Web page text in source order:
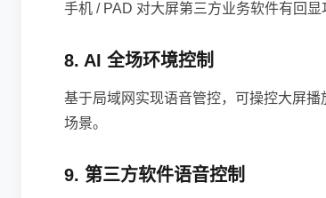
手机 / PAD 对大屏第三方业务软件有回
8. AI 全场环境控制
基于局域网实现语音管控，可操控大屏
场景。
9. 第三方软件语音控制